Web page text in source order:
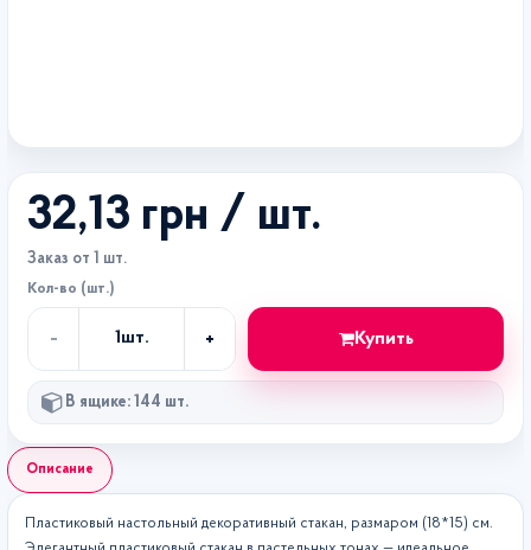
Описание
Пластиковый настольный декоративный стакан, размаром (18*15) см.
32,13 грн / шт.
Заказ от 1 шт.
Кол-во (шт.)
-
во
1шт. + Купить
В ящике: 144 шт.